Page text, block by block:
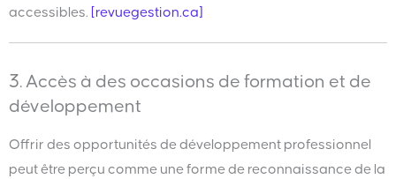
accessibles.
[revuegestion.ca]
3. Accès à des occasions de formation et de
développement
Offrir des opportunités de développement professionnel
peut être perçu comme une forme de reconnaissance de la